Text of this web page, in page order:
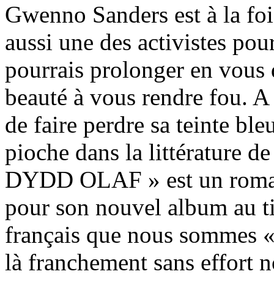
Gwenno Sanders est à la
aussi une des activistes
pourrais prolonger en vous
beauté à vous rendre fou. A
de faire perdre sa teinte
pioche dans la littérature
DYDD OLAF » est un
pour son nouvel album au
français que nous
là franchement sans effort